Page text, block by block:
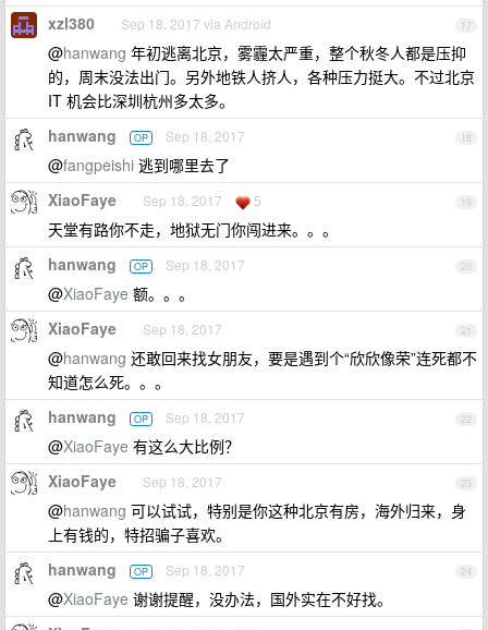
17
xzl380 Sep 18, 2017 via Android
@hanwang 年初逃离北京，雾霾太严重，整个秋冬人都是压抑
的，周末没法出门。另外地铁人挤人，各种压力挺大。不过北京
IT 机会比深圳杭州多太多。
18
hanwang OP Sep 18, 2017
@fangpeishi 逃到哪里去了
19
XiaoFaye Sep 18, 2017 5
天堂有路你不走，地狱无门你闯进来。。。
20
hanwang OP Sep 18, 2017
@XiaoFaye 额。。。
21
XiaoFaye Sep 18, 2017
@hanwang 还敢回来找女朋友，要是遇到个“欣欣像荣”连死都不
知道怎么死。。。
22
hanwang OP Sep 18, 2017
@XiaoFaye 有这么大比例？
23
XiaoFaye Sep 18, 2017
@hanwang 可以试试，特别是你这种北京有房，海外归来，身
上有钱的，特招骗子喜欢。
24
hanwang OP Sep 18, 2017
@XiaoFaye 谢谢提醒，没办法，国外实在不好找。